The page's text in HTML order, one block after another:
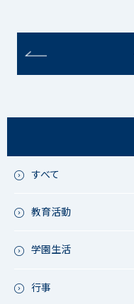
すべて
教育活動
教育活動（高校）
アース・プロジェクト
学園生活
今日の1枚～ｸﾗｽ&ｸﾗﾌﾞ編～
行事